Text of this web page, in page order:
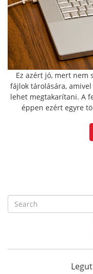
Ez azért jó, mert nem
fájlok tárolására,
lehet megtakarítani. A
éppen ezért egyre